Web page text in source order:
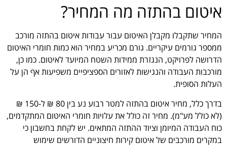
איטום בהתזה מה המחיר?
המחיר שתקבלו מקבלן האיטום עבור עבודות איטום בהתזה מורכב
ממספר גורמים עיקריים. גורם מכריע במחיר הוא כמות חומרי האיטום
הדרושה לפרויקט, הנגזרת ממידות השטח המיועד לאיטום. כמו כן,
מורכבות העבודה והנגישות לאזורים הספציפיים משפיעות אף הן על
העלות הסופית.
בדרך כלל, מחיר איטום בהתזה למטר רבוע נע בין 80 ₪ ל-150 ₪
(לא כולל מע"מ). מחיר זה כולל את עלויות חומרי האיטום המתקדמים,
כוח העבודה המיומן וציוד ההתזה המתאים. יש לקחת בחשבון כי
במקרים מורכבים של איטום קירות חיצוניים הדורשים שימוש